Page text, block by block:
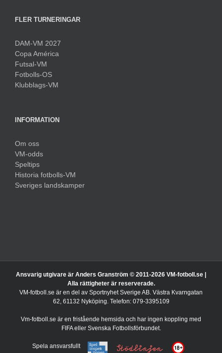
FLER TURNERINGAR
DAM-VM 2027
Copa América
Futsal-VM
Fotbolls-OS
Klubblags-VM
INFORMATION
Om oss
VM-odds
Speltips
Historia fotbolls-VM
Sveriges landskamper
Ansvarig utgivare är Anders Granström © 2011-2026 VM-fotboll.se |
Alla rättigheter är reserverade.
VM-fotboll.se är en del av Sportnyhet Sverige AB. Västra Kvarngatan
62, 61132 Nyköping. Telefon: 079-3395109
Vm-fotboll.se är en fristående hemsida och har ingen koppling med
FIFA eller Svenska Fotbollsförbundet.
Spela ansvarsfullt